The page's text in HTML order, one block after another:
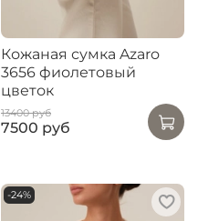
Кожаная сумка Azaro
3656 фиолетовый
цветок
13400 руб
7500 руб
-24%